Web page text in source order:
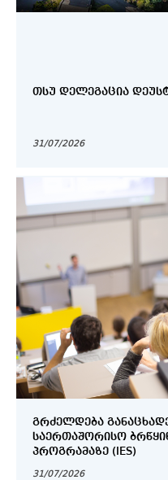
ᲗᲡᲣ ᲓᲔᲚᲔᲒᲐᲪᲘᲐ
31/07/2026
ᲒᲠᲫᲔᲚᲓᲔᲑᲐ
ᲡᲐᲔᲠᲗᲐᲨᲝᲠᲘᲡᲝ
ᲞᲠᲝᲒᲠᲐᲛᲐᲖᲔ (IES)
31/07/2026